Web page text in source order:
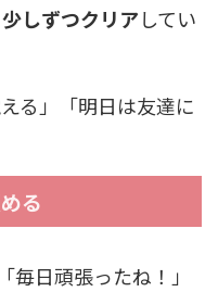
少しずつクリアしてい
る」「明日は友達に
る
毎日頑張ったね！」